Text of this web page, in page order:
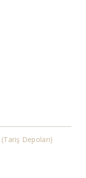
Depoları)